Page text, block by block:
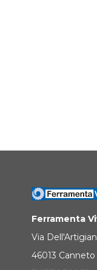
Ferramenta
Via
46013